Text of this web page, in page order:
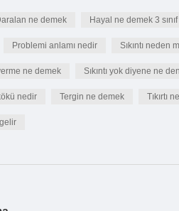
ne demek Hayal ne demek 3 sınıf
Problemi anlamı nedir Sıkıntı neden
verme ne demek Sıkıntı yok diyene ne
nedir Tergin ne demek Tıkırtı